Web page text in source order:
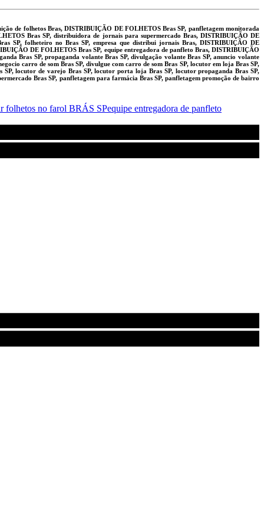
de folhetos Bras, DISTRIBUIÇÃO DE FOLHETOS Bras SP, panfletagem monitorada
Bras SP, distribuidora de jornais para supermercado Bras, DISTRIBUIÇÃO DE
SP, folheteiro no Bras SP, empresa que distribui jornais Bras, DISTRIBUIÇÃO DE
DE FOLHETOS Bras SP, equipe entregadora de panfleto Bras, DISTRIBUIÇÃO
Bras SP, propaganda volante Bras SP, divulgação volante Bras SP, anuncio volante
carro de som Bras SP, divulgue com carro de som Bras SP, locutor em loja Bras SP,
locutor de varejo Bras SP, locutor porta loja Bras SP, locutor propaganda Bras SP,
Bras SP, panfletagem para farmácia Bras SP, panfletagem promoção de bairro
folhetos no farol BRÁS SPequipe entregadora de panfleto